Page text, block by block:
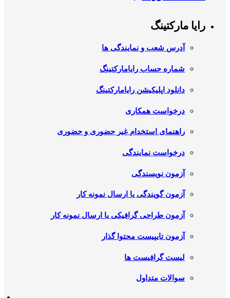
رایا مارکتینگ
آدرس شعب و نمایندگی ها
شماره حساب رایامارکتینگ
دانلود اپلیکیشن رایامارکتینگ
درخواست همکاری
راهنمای استخدام غیر حضوری و حضوری
درخواست نمایندگی
آزمون نویسندگی
آزمون گویندگی یا ارسال نمونه کار
آزمون طراحی گرافیکی یا ارسال نمونه کار
آزمون تایپیست محتوا گذار
لیست گرافیست ها
سوالات متداول